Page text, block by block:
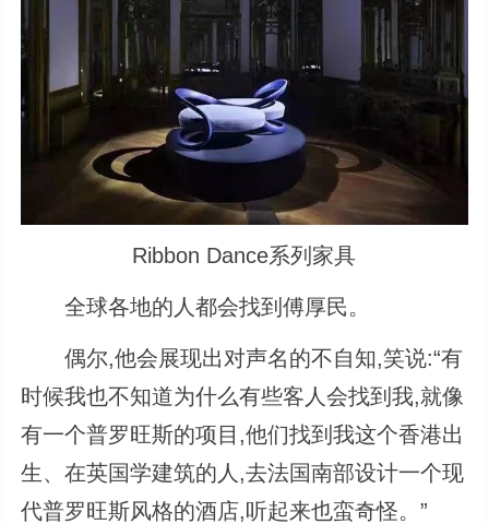
Ribbon Dance系列家具
全球各地的人都会找到傅厚民。
偶尔,他会展现出对声名的不自知,笑说:“有
时候我也不知道为什么有些客人会找到我,就像
有一个普罗旺斯的项目,他们找到我这个香港出
生、在英国学建筑的人,去法国南部设计一个现
代普罗旺斯风格的酒店,听起来也蛮奇怪。”